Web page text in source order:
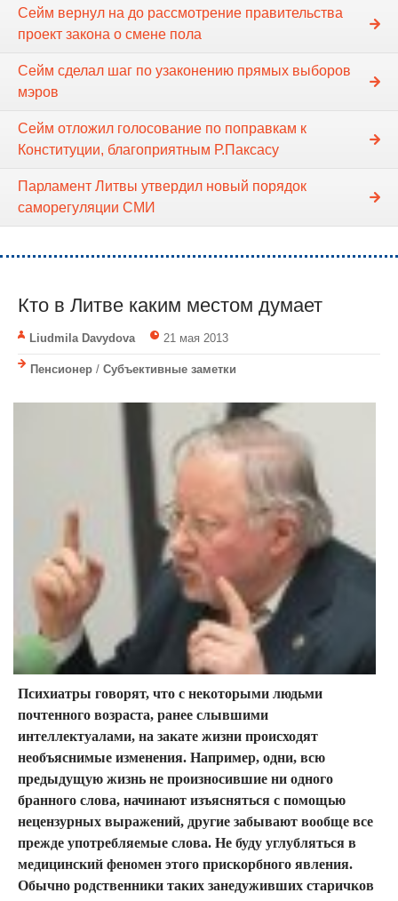
Сейм вернул на до рассмотрение правительства
проект закона о смене пола
Сейм сделал шаг по узаконению прямых выборов
мэров
Сейм отложил голосование по поправкам к
Конституции, благоприятным Р.Паксасу
Парламент Литвы утвердил новый порядок
саморегуляции СМИ
Кто в Литве каким местом думает
Liudmila Davydova 21 мая 2013
Пенсионер / Субъективные заметки
Психиатры говорят, что с некоторыми людьми
почтенного возраста, ранее слывшими
интеллектуалами, на закате жизни происходят
необъяснимые изменения. Например, одни, всю
предыдущую жизнь не произносившие ни одного
бранного слова, начинают изъясняться с помощью
нецензурных выражений, другие забывают вообще все
прежде употребляемые слова. Не буду углубляться в
медицинский феномен этого прискорбного явления.
Обычно родственники таких занедуживших старичков